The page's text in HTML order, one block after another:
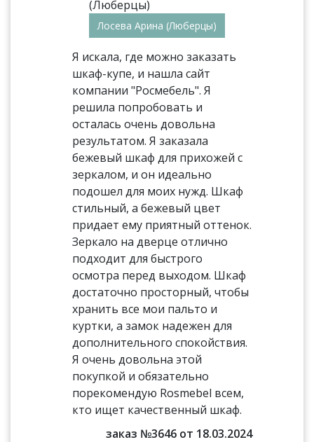
Лосева Арина (Люберцы)
Я искала, где можно заказать
шкаф-купе, и нашла сайт
компании "Росмебель". Я
решила попробовать и
осталась очень довольна
результатом. Я заказала
бежевый шкаф для прихожей с
зеркалом, и он идеально
подошел для моих нужд. Шкаф
стильный, а бежевый цвет
придает ему приятный оттенок.
Зеркало на дверце отлично
подходит для быстрого
осмотра перед выходом. Шкаф
достаточно просторный, чтобы
хранить все мои пальто и
куртки, а замок надежен для
дополнительного спокойствия.
Я очень довольна этой
покупкой и обязательно
порекомендую Rosmebel всем,
кто ищет качественный шкаф.
заказ №3646 от 18.03.2024